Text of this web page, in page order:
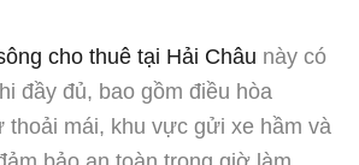
cho thuê tại Hải Châu này có
đầy đủ, bao gồm điều hòa
thoải mái, khu vực gửi xe hầm và